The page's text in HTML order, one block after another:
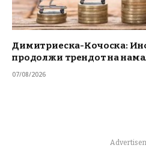
Димитриеска-Кочоска:
продолжи трендот на
07/08/2026